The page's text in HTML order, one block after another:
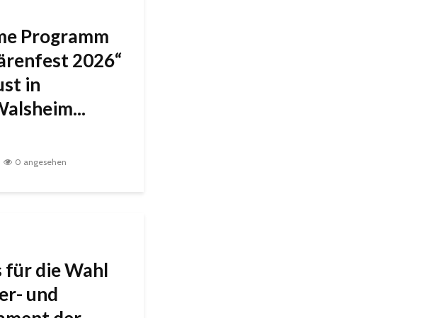
Programm
2026“
in
0 angesehen
für die Wahl
und